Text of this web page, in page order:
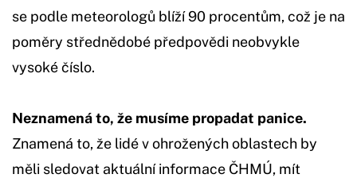
se podle meteorologů blíží 90 procentům, což je na
poměry střednědobé předpovědi neobvykle
vysoké číslo.
Neznamená to, že musíme propadat panice.
Znamená to, že lidé v ohrožených oblastech by
měli sledovat aktuální informace ČHMÚ, mít